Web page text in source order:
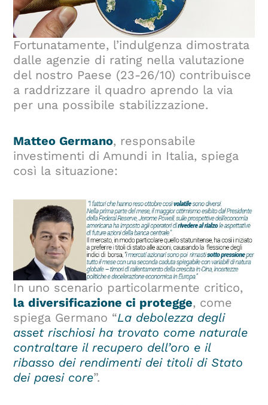
Fortunatamente, l’indulgenza dimostrata
dalle agenzie di rating nella valutazione
del nostro Paese (23-26/10) contribuisce
a raddrizzare il quadro aprendo la via
per una possibile stabilizzazione.
Matteo Germano, responsabile
investimenti di Amundi in Italia, spiega
così la situazione:
In uno scenario particolarmente critico,
la diversificazione ci protegge, come
spiega Germano “La debolezza degli
asset rischiosi ha trovato come naturale
contraltare il recupero dell’oro e il
ribasso dei rendimenti dei titoli di Stato
dei paesi core”.